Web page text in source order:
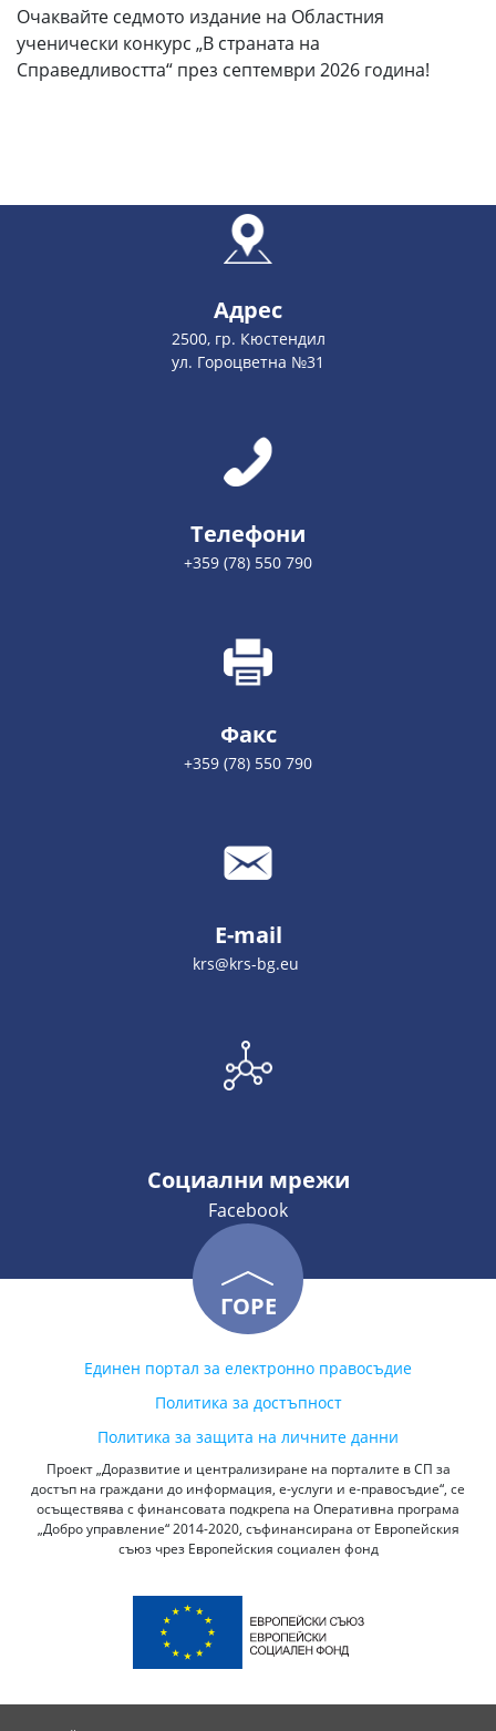
Очаквайте седмото издание на Областния
ученически конкурс „В страната на
Справедливостта“ през септември 2026 година!
Адрес
2500, гр. Кюстендил
ул. Гороцветна №31
Телефони
+359 (78) 550 790
Факс
+359 (78) 550 790
E-mail
krs@krs-bg.eu
Социални мрежи
Facebook
ГОРЕ
Единен портал за електронно правосъдие
Политика за достъпност
Политика за защита на личните данни
Проект „Доразвитие и централизиране на порталите в СП за
достъп на граждани до информация, е-услуги и е-правосъдие“, се
осъществява с финансовата подкрепа на Оперативна програма
„Добро управление“ 2014-2020, съфинансирана от Европейския
съюз чрез Европейския социален фонд